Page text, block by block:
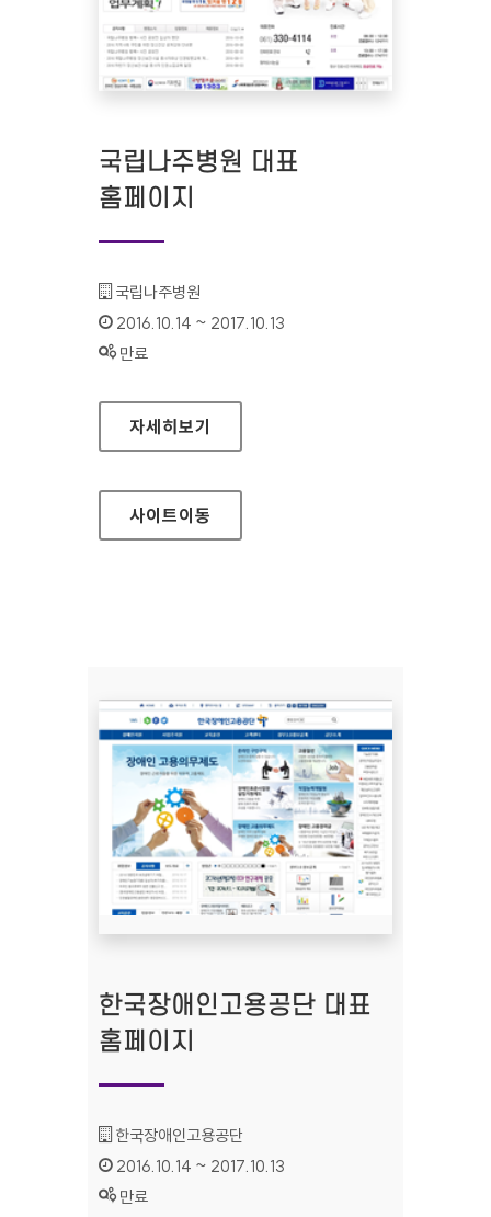
국립나주병원 대표
홈페이지
기관명 :
국립나주병원
인증기간 :
2016.10.14 ~ 2017.10.13
상태 :
만료
국립나주병원 대표 홈페이지
자세히보기
사이트이동
한국장애인고용공단 대표
홈페이지
기관명 :
한국장애인고용공단
인증기간 :
2016.10.14 ~ 2017.10.13
상태 :
만료